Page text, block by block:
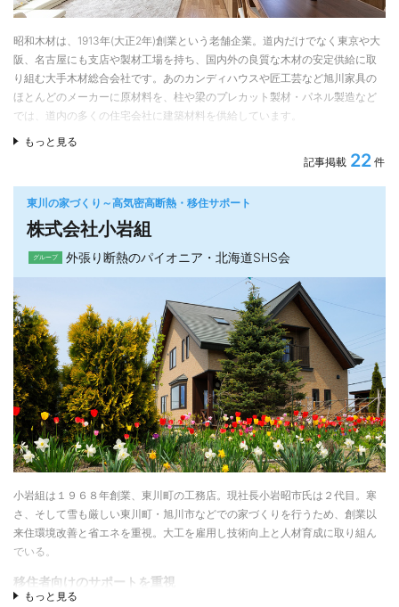
住宅の断熱・気密性能を高めることで、化石エネルギーの消費削減と、結露
や寒さなど、住み心地の課題解決を重視。さらに太陽光発電を組み合わせる
ことでZEH（ネット・ゼロ・エネルギーハウス）の住まいづくりの実績も重
ねている。
昭和木材は、1913年(大正2年)創業という老舗企業。道内だけでなく東京や大
阪、名古屋にも支店や製材工場を持ち、国内外の良質な木材の安定供給に取
り組む大手木材総合会社です。あのカンディハウスや匠工芸など旭川家具の
ほとんどのメーカーに原材料を、柱や梁のプレカット製材・パネル製造など
では、道内の多くの住宅会社に建築材料を供給しています。
設計施工、住宅建材、内装家具まで安心して任せられる一貫体制
造作による美しい収納家具など、木の魅力「木味（きあじ）」を生かしたコ
ーディネートも同社ならではの魅力です。
家づくりには全て自社工場で製材した精度の高い材料を使用しており、無垢
板工房「 和」～NAGOMI～では世界中から集められた貴重な一枚板でつくる
ダイニング・テーブルや、框扉付きの本格家具など、高品質でオリジナル家
具を製作。設計施工、住宅建材、内装家具まで安心して任せられる一貫体制
が大きな特徴です。
北欧や和のテイストに加え、同社ならではのモダンスタイルも
家事動線に優れた女性目線のプランに定評のある昭和木材。北欧や和テイス
トを採り入れたナチュラルなスタイルが人気です。2024年6月にオープンし
た新モデルハウス「ひじり野スタイル」は、シンプルかつダイナミックな空
間変化を楽しめる設計。「昭和木材が長年培ってきた木を生かすノウハウと
施工力で、私たちにしか表現できないシンプルモダンを提案しました」と住
本社が東川町にリニューアルオープン予定・旭川近郊の家づくり
も強化
2025年5月には東川町にある旭川工場近くに本社を移転・リニューアルオー
プン予定。今後は旭川市をはじめ、東川町や東神楽町など近郊地域での家づ
くりについてもさらに強化していく予定で、候補宅地を選定中。道外からの
もっと見る
記事掲載 22 件
東川の家づくり～高気密高断熱・移住サポート
株式会社小岩組
グループ 外張り断熱のパイオニア・北海道SHS会
小岩組は１９６８年創業、東川町の工務店。現社長小岩昭市氏は２代目。寒
さ、そして雪も厳しい東川町・旭川市などでの家づくりを行うため、創業以
来住環境改善と省エネを重視。大工を雇用し技術向上と人材育成に取り組ん
でいる。
移住者向けのサポートを重視
もっと見る